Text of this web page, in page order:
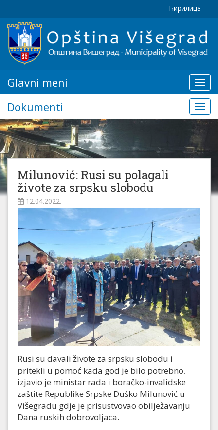
Ћирилица
Glavni
meni
Glavni meni
Dokumenti
Milunović: Rusi su polagali
živote za srpsku slobodu
12.04.2022.
Rusi su davali živote za srpsku slobodu i
pritekli u pomoć kada god je bilo potrebno,
izjavio je ministar rada i boračko-invalidske
zaštite Republike Srpske Duško Milunović u
Višegradu gdje je prisustvovao obilježavanju
Dana ruskih dobrovoljaca.